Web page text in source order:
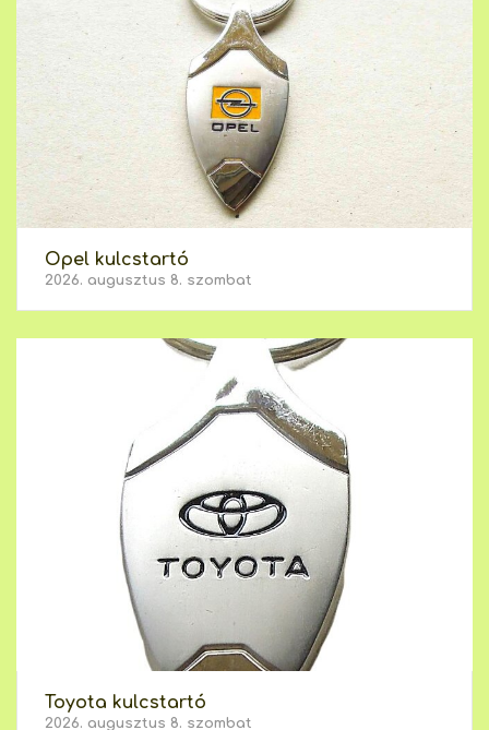
Opel kulcstartó
2026. augusztus 8. szombat
Toyota kulcstartó
2026. augusztus 8. szombat